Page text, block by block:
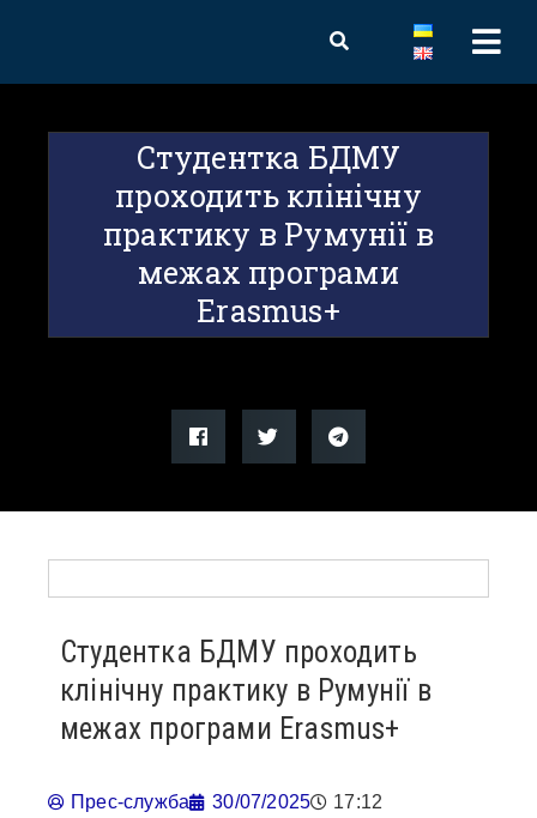
Студентка БДМУ
проходить клінічну
практику в Румунії в
межах програми
Erasmus+
Студентка БДМУ проходить
клінічну практику в Румунії в
межах програми Erasmus+
Прес-служба 30/07/2025 17:12